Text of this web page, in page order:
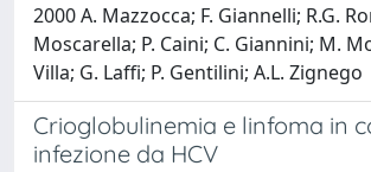
2000 A. Mazzocca; F. Giannelli; R.G.
Moscarella; P. Caini; C. Giannini; M.
Villa; G. Laffi; P. Gentilini; A.L. Zignego
Crioglobulinemia e linfoma in
infezione da HCV